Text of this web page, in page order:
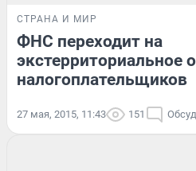
СТРАНА И МИР
ФНС переходит на
экстерриториальное
налогоплательщиков
27 мая, 2015, 11:43 151